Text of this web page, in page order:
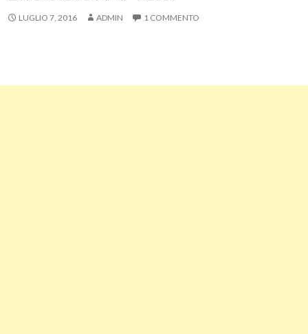
LUGLIO 7, 2016 ADMIN 1 COMMENTO